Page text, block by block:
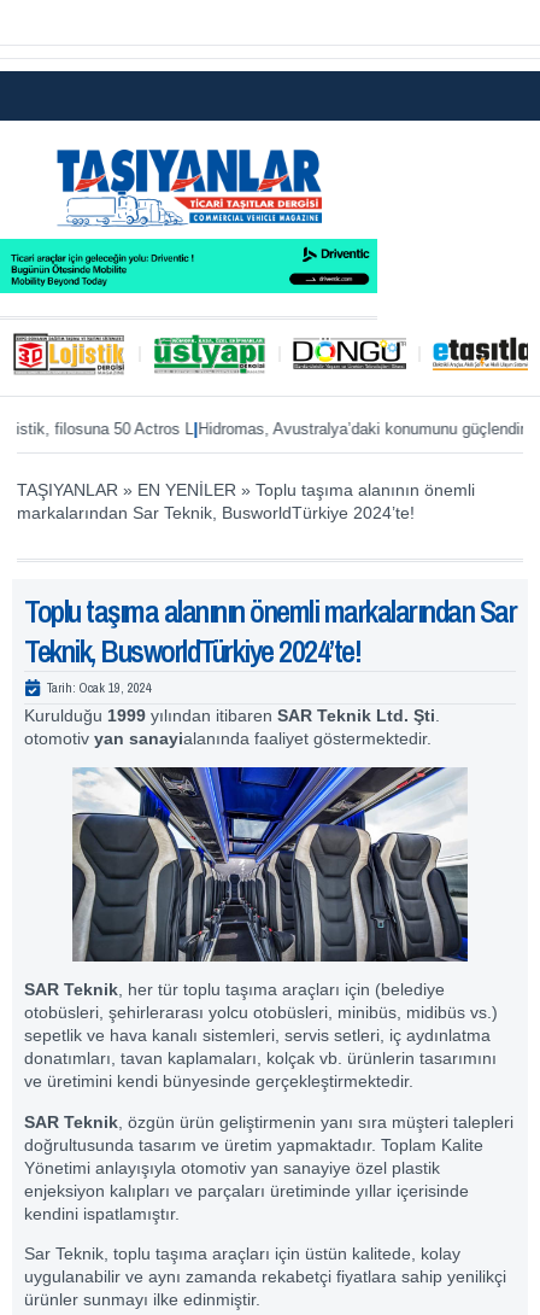
filosuna 50 Actros L|Hidromas, Avustralya’daki konumunu güçlendiriyor|
TAŞIYANLAR » EN YENİLER » Toplu taşıma alanının önemli
markalarından Sar Teknik, BusworldTürkiye 2024’te!
Toplu taşıma alanının önemli markalarından Sar
Teknik, BusworldTürkiye 2024’te!
Tarih: Ocak 19, 2024
Kurulduğu 1999 yılından itibaren SAR Teknik Ltd. Şti
otomotiv yan sanayialanında faaliyet göstermektedir.
SAR Teknik, her tür toplu taşıma araçları için (belediye
otobüsleri, şehirlerarası yolcu otobüsleri, minibüs, midibüs vs.)
sepetlik ve hava kanalı sistemleri, servis setleri, iç aydınlatma
donatımları, tavan kaplamaları, kolçak vb. ürünlerin tasarımını
ve üretimini kendi bünyesinde gerçekleştirmektedir.
SAR Teknik , özgün ürün geliştirmenin yanı sıra müşteri talepleri
doğrultusunda tasarım ve üretim yapmaktadır. Toplam Kalite
Yönetimi anlayışıyla otomotiv yan sanayiye özel plastik
enjeksiyon kalıpları ve parçaları üretiminde yıllar içerisinde
kendini ispatlamıştır.
Sar Teknik, toplu taşıma araçları için üstün kalitede, kolay
uygulanabilir ve aynı zamanda rekabetçi fiyatlara sahip yenilikçi
ürünler sunmayı ilke edinmiştir.